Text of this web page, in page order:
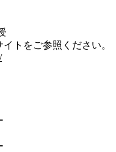
トをご参照ください。